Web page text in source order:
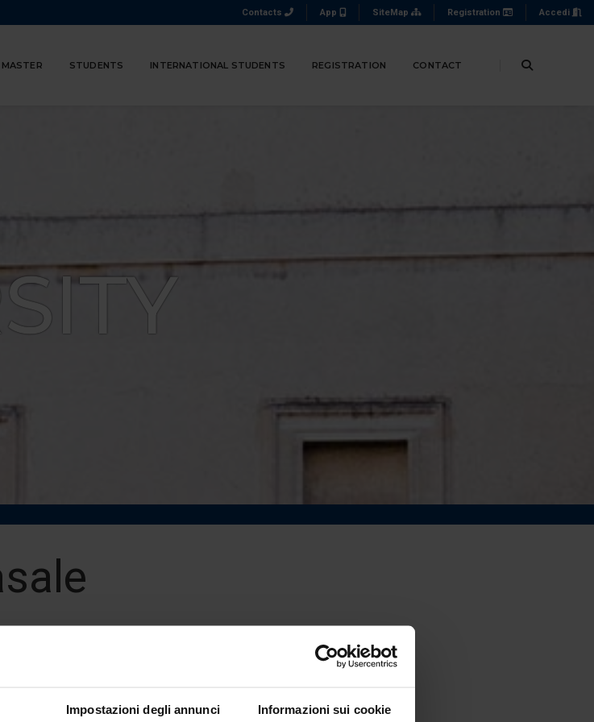
Impostazioni degli annunci Informazioni sui cookie
Contacts App SiteMap Registration Accedi
MASTER STUDENTS INTERNATIONAL STUDENTS REGISTRATION CONTACT